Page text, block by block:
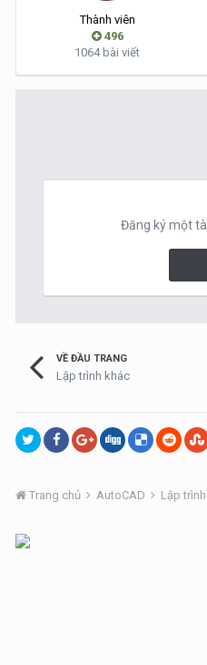
Thành viên
496
1064 bài viết
Đăng ký một
VỀ ĐẦU TRANG
Lập trình khác
Trang chủ AutoCAD Lập